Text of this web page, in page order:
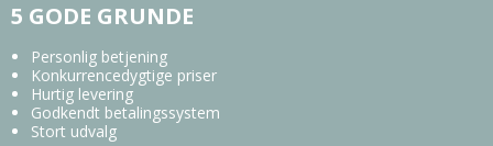
5 GODE GRUNDE
Personlig betjening
Konkurrencedygtige priser
Hurtig levering
Godkendt betalingssystem
Stort udvalg